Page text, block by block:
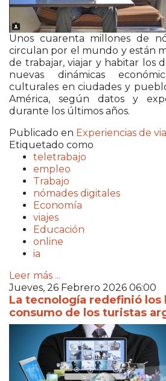
Unos cuarenta millones de
circulan por el mundo y están
de trabajar, viajar y habitar los
nuevas dinámicas
culturales en ciudades y
América, según datos y
durante los últimos años.
Publicado en Experiencias de
Etiquetado como
teletrabajo
empleo
Trabajo
nómades digitales
Economía
viajes
Educación
online
ia
Leer más ...
Jueves, 26 Febrero 2026 06:00
La tecnología redefinió los
consumo de los turistas